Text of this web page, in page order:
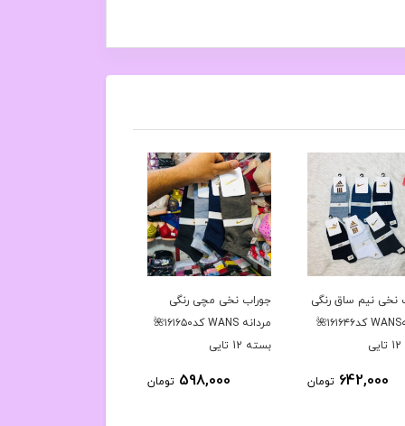
نخی نیم ساق رنگی
مردانهWANS کد۱۶۱۶۴۶🌺
642,000 تومان
جوراب نخی مچی رنگی
مردانه WANS کد۱۶۱۶۵۰🌺
بسته 12 تایی
598,000 تومان